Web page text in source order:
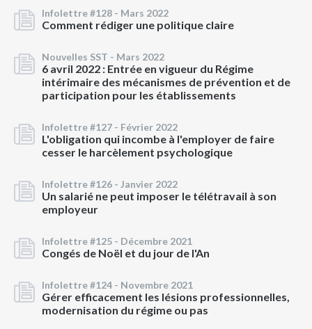
Infolettre #128 - Mars 2022
Comment rédiger une politique claire
Nouvelles SST - Mars 2022
6 avril 2022 : Entrée en vigueur du Régime
intérimaire des mécanismes de prévention et de
participation pour les établissements
Infolettre #127 - Février 2022
L'obligation qui incombe à l'employer de faire
cesser le harcèlement psychologique
Infolettre #126 - Janvier 2022
Un salarié ne peut imposer le télétravail à son
employeur
Infolettre #125 - Décembre 2021
Congés de Noël et du jour de l'An
Infolettre #124 - Novembre 2021
Gérer efficacement les lésions professionnelles,
modernisation du régime ou pas